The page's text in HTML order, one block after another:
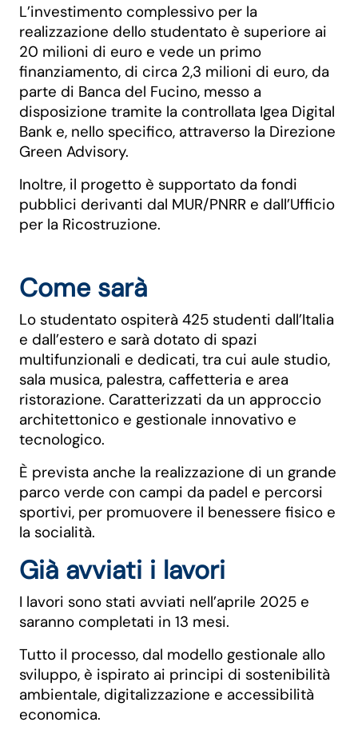
L’investimento complessivo per la
realizzazione dello studentato è superiore ai
20 milioni di euro e vede un primo
finanziamento, di circa 2,3 milioni di euro, da
parte di Banca del Fucino, messo a
disposizione tramite la controllata Igea Digital
Bank e, nello specifico, attraverso la Direzione
Green Advisory.
Inoltre, il progetto è supportato da fondi
pubblici derivanti dal MUR/PNRR e dall’Ufficio
per la Ricostruzione.
Come sarà
Lo studentato ospiterà 425 studenti dall’Italia
e dall’estero e sarà dotato di spazi
multifunzionali e dedicati, tra cui aule studio,
sala musica, palestra, caffetteria e area
ristorazione. Caratterizzati da un approccio
architettonico e gestionale innovativo e
tecnologico.
È prevista anche la realizzazione di un grande
parco verde con campi da padel e percorsi
sportivi, per promuovere il benessere fisico e
la socialità.
Già avviati i lavori
I lavori sono stati avviati nell’aprile 2025 e
saranno completati in 13 mesi.
Tutto il processo, dal modello gestionale allo
sviluppo, è ispirato ai principi di sostenibilità
ambientale, digitalizzazione e accessibilità
economica.